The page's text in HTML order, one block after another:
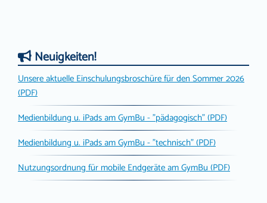
Neuigkeiten!
Unsere aktuelle Einschulungsbroschüre für den Sommer 2026
(PDF)
Medienbildung u. iPads am GymBu - "pädagogisch" (PDF)
Medienbildung u. iPads am GymBu - "technisch" (PDF)
Nutzungsordnung für mobile Endgeräte am GymBu (PDF)